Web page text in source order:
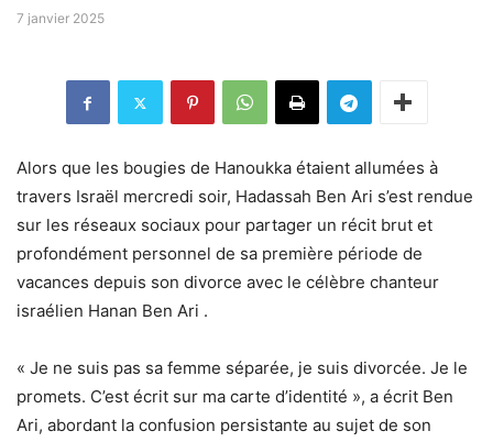
7 janvier 2025
Alors que les bougies de Hanoukka étaient allumées à
travers Israël mercredi soir, Hadassah Ben Ari s’est rendue
sur les réseaux sociaux pour partager un récit brut et
profondément personnel de sa première période de
vacances depuis son divorce avec le célèbre chanteur
israélien Hanan Ben Ari .
« Je ne suis pas sa femme séparée, je suis divorcée. Je le
promets. C’est écrit sur ma carte d’identité », a écrit Ben
Ari, abordant la confusion persistante au sujet de son